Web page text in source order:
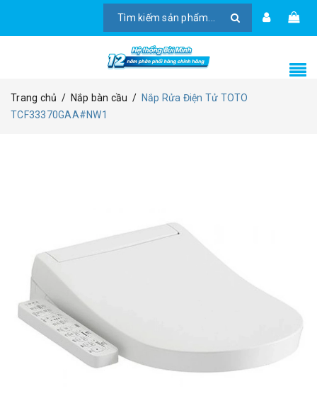
Trang chủ / Nắp bàn cầu / Nắp Rửa Điện Tử TOTO
TCF33370GAA#NW1